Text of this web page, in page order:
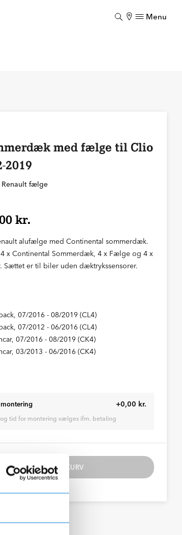
Menu
med fælge til Clio
2019
fælge
kr.
alufælge med Continental sommerdæk.
x Continental Sommerdæk, 4 x Fælge og 4 x
Sættet er til biler uden dæktrykssensorer.
07/2016 - 08/2019 (CL4)
07/2012 - 06/2016 (CL4)
07/2016 - 08/2019 (CK4)
03/2013 - 06/2016 (CK4)
+0,00 kr.
tid for montering vælges ifm. betaling
TILFØJ TIL KURV